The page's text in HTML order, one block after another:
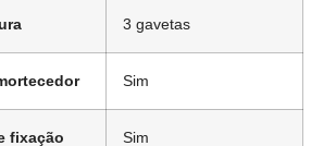
3 gavetas
Sim
fixação Sim